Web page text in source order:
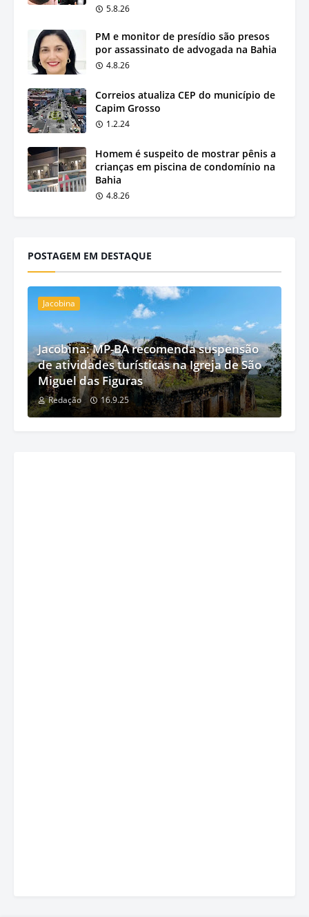
5.8.26
PM e monitor de presídio são presos
por assassinato de advogada na Bahia
4.8.26
Correios atualiza CEP do município de
Capim Grosso
1.2.24
Homem é suspeito de mostrar pênis a
crianças em piscina de condomínio na
Bahia
4.8.26
POSTAGEM EM DESTAQUE
Jacobina
Jacobina: MP-BA recomenda suspensão
de atividades turísticas na Igreja de São
Miguel das Figuras
Redação 16.9.25